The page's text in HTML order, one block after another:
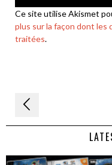
Ce site utilise Akismet
plus sur la façon dont les
traitées.
Navigation
de